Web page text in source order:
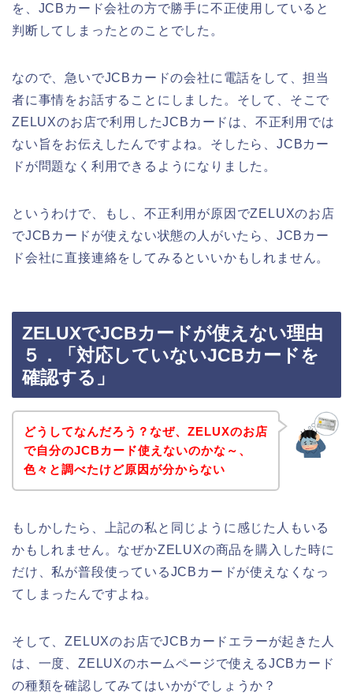
を、JCBカード会社の方で勝手に不正使用していると
判断してしまったとのことでした。
なので、急いでJCBカードの会社に電話をして、担当
者に事情をお話することにしました。そして、そこで
ZELUXのお店で利用したJCBカードは、不正利用では
ない旨をお伝えしたんですよね。そしたら、JCBカー
ドが問題なく利用できるようになりました。
というわけで、もし、不正利用が原因でZELUXのお店
でJCBカードが使えない状態の人がいたら、JCBカー
ド会社に直接連絡をしてみるといいかもしれません。
ZELUXでJCBカードが使えない理由
５．「対応していないJCBカードを
確認する」
どうしてなんだろう？なぜ、ZELUXのお店
で自分のJCBカード使えないのかな～、
色々と調べたけど原因が分からない
もしかしたら、上記の私と同じように感じた人もいる
かもしれません。なぜかZELUXの商品を購入した時に
だけ、私が普段使っているJCBカードが使えなくなっ
てしまったんですよね。
そして、ZELUXのお店でJCBカードエラーが起きた人
は、一度、ZELUXのホームページで使えるJCBカード
の種類を確認してみてはいかがでしょうか？